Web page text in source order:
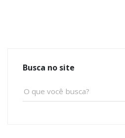
Busca no site